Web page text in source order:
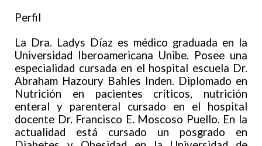
Perfil
La Dra. Ladys Díaz es médico graduada en la
Universidad Iberoamericana Unibe. Posee una
especialidad cursada en el hospital escuela Dr.
Abraham Hazoury Bahles Inden. Diplomado en
Nutrición en pacientes críticos, nutrición
enteral y parenteral cursado en el hospital
docente Dr. Francisco E. Moscoso Puello. En la
actualidad está cursado un posgrado en